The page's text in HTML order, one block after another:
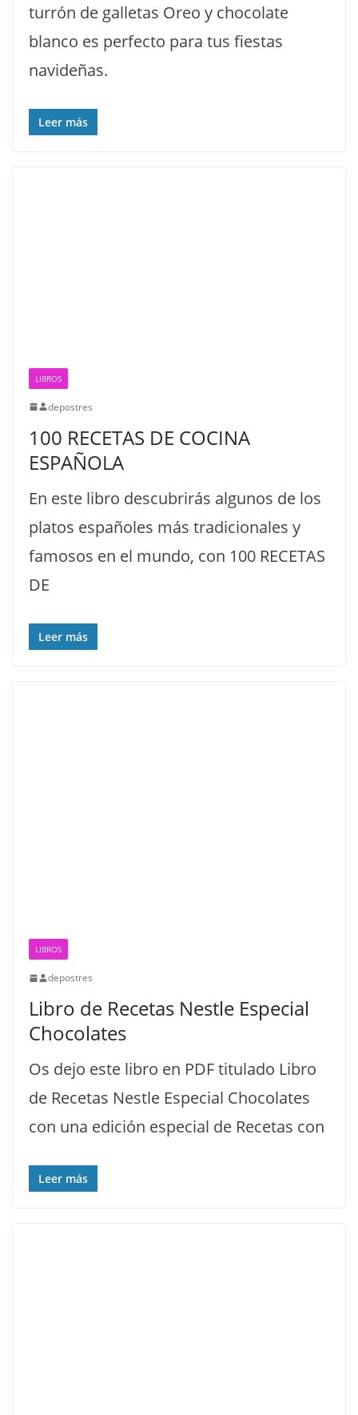
turrón de galletas Oreo y chocolate
blanco es perfecto para tus fiestas
navideñas.
Leer más
LIBROS
depostres
100 RECETAS DE COCINA
ESPAÑOLA
En este libro descubrirás algunos de los
platos españoles más tradicionales y
famosos en el mundo, con 100 RECETAS
DE
Leer más
LIBROS
depostres
Libro de Recetas Nestle Especial
Chocolates
Os dejo este libro en PDF titulado Libro
de Recetas Nestle Especial Chocolates
con una edición especial de Recetas con
Leer más